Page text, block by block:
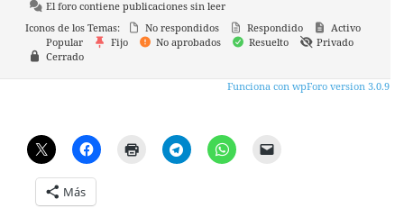
El foro contiene publicaciones sin leer
Iconos de los Temas:
No respondidos Respondido
Activo
Popular
Fijo No aprobados Resuelto
Privado
Cerrado
Funciona con wpForo version 3.0.9
Más